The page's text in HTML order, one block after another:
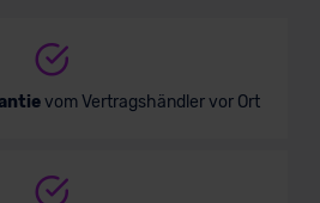
vom Vertragshändler vor Ort